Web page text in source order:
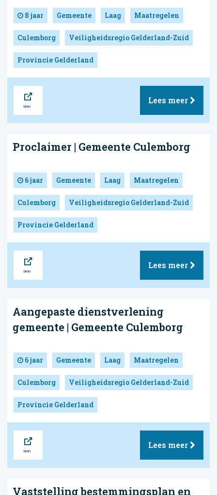
8 jaar Gemeente Laag Maatregelen
Culemborg Veiligheidsregio Gelderland-Zuid
Provincie Gelderland
Lees meer
Proclaimer | Gemeente Culemborg
6 jaar Gemeente Laag Maatregelen
Culemborg Veiligheidsregio Gelderland-Zuid
Provincie Gelderland
Lees meer
Aangepaste dienstverlening
gemeente | Gemeente Culemborg
6 jaar Gemeente Laag Maatregelen
Culemborg Veiligheidsregio Gelderland-Zuid
Provincie Gelderland
Lees meer
Vaststelling bestemmingsplan en